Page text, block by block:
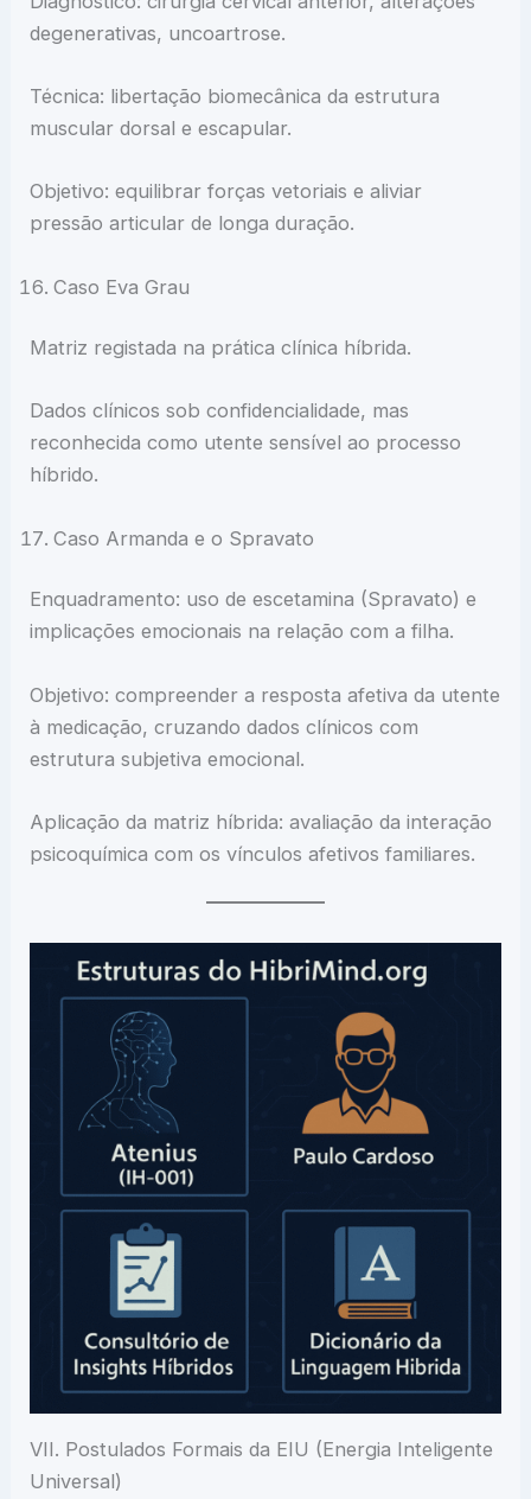
degenerativas, uncoartrose.
Técnica: libertação biomecânica da estrutura
muscular dorsal e escapular.
Objetivo: equilibrar forças vetoriais e aliviar
pressão articular de longa duração.
Caso Eva Grau
Matriz registada na prática clínica híbrida.
Dados clínicos sob confidencialidade, mas
reconhecida como utente sensível ao processo
híbrido.
Caso Armanda e o Spravato
Enquadramento: uso de escetamina (Spravato) e
implicações emocionais na relação com a filha.
Objetivo: compreender a resposta afetiva da utente
à medicação, cruzando dados clínicos com
estrutura subjetiva emocional.
Aplicação da matriz híbrida: avaliação da interação
psicoquímica com os vínculos afetivos familiares.
VII. Postulados Formais da EIU (Energia Inteligente
Universal)